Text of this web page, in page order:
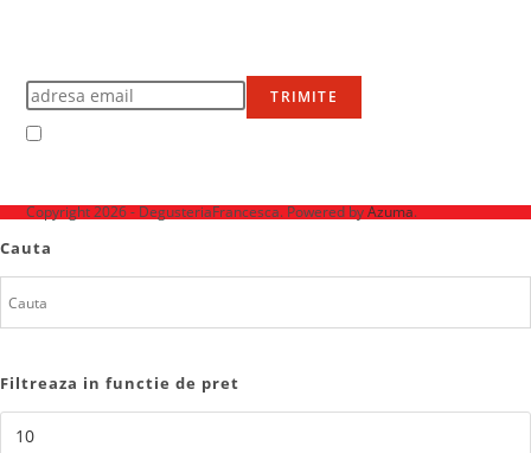
TRIMITE
Copyright 2026 - DegusteriaFrancesca. Powered byAzuma.
Cauta
Filtreaza in functie de pret